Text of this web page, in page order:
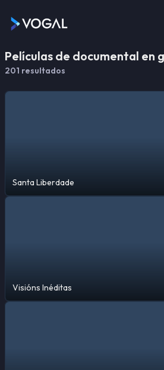
Películas de documental en
201 resultados
Santa Liberdade
Visións Inéditas